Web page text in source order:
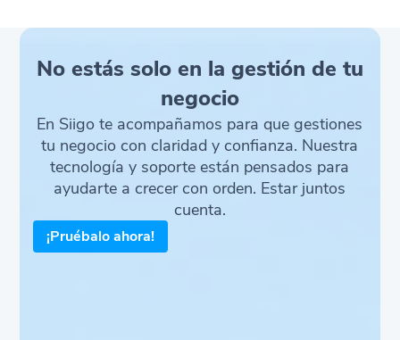
No estás solo en la gestión de tu
negocio
En Siigo te acompañamos para que gestiones
tu negocio con claridad y confianza. Nuestra
tecnología y soporte están pensados para
ayudarte a crecer con orden. Estar juntos
cuenta.
¡Pruébalo ahora!